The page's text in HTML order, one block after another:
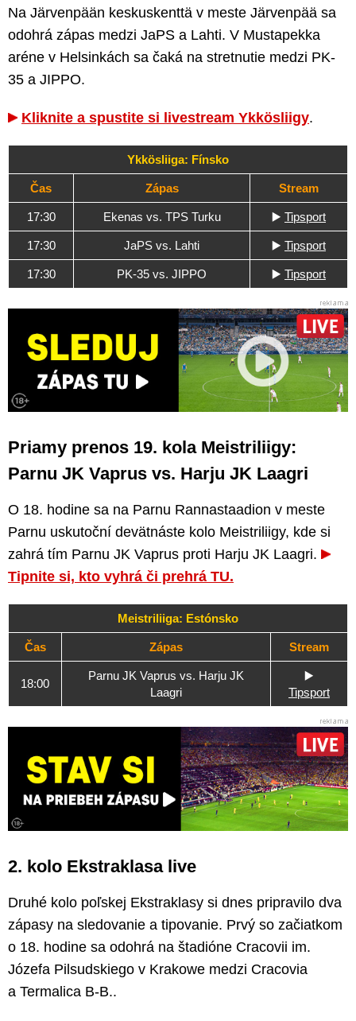
Na Järvenpään keskuskenttä v meste Järvenpää sa
odohrá zápas medzi JaPS a Lahti. V Mustapekka
aréne v Helsinkách sa čaká na stretnutie medzi PK-
35 a JIPPO.
Kliknite a spustite si livestream Ykkösliigy.
Ykkösliiga: Fínsko
Čas Zápas Stream
17:30 Ekenas vs. TPS Turku ▶️ Tipsport
17:30 JaPS vs. Lahti ▶️ Tipsport
17:30 PK-35 vs. JIPPO ▶️ Tipsport
Priamy prenos 19. kola Meistriliigy:
Parnu JK Vaprus vs. Harju JK Laagri
O 18. hodine sa na Parnu Rannastaadion v meste
Parnu uskutoční devätnáste kolo Meistriliigy, kde si
zahrá tím Parnu JK Vaprus proti Harju JK Laagri.
Tipnite si, kto vyhrá či prehrá TU.
Meistriliiga: Estónsko
Čas Zápas Stream
18:00
Parnu JK Vaprus vs. Harju JK
Laagri
▶️
Tipsport
2. kolo Ekstraklasa live
Druhé kolo poľskej Ekstraklasy si dnes pripravilo dva
zápasy na sledovanie a tipovanie. Prvý so začiatkom
o 18. hodine sa odohrá na štadióne Cracovii im.
Józefa Pilsudskiego v Krakowe medzi Cracovia
a Termalica B-B..